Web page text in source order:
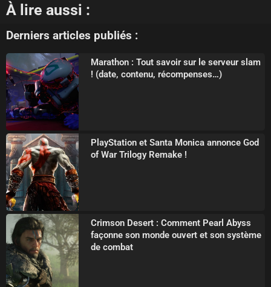
À lire aussi :
Derniers articles publiés :
Marathon : Tout savoir sur le serveur slam
! (date, contenu, récompenses…)
PlayStation et Santa Monica annonce God
of War Trilogy Remake !
Crimson Desert : Comment Pearl Abyss
façonne son monde ouvert et son système
de combat